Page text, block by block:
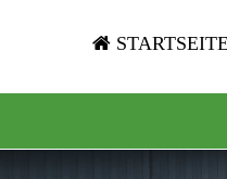
STARTSEITE